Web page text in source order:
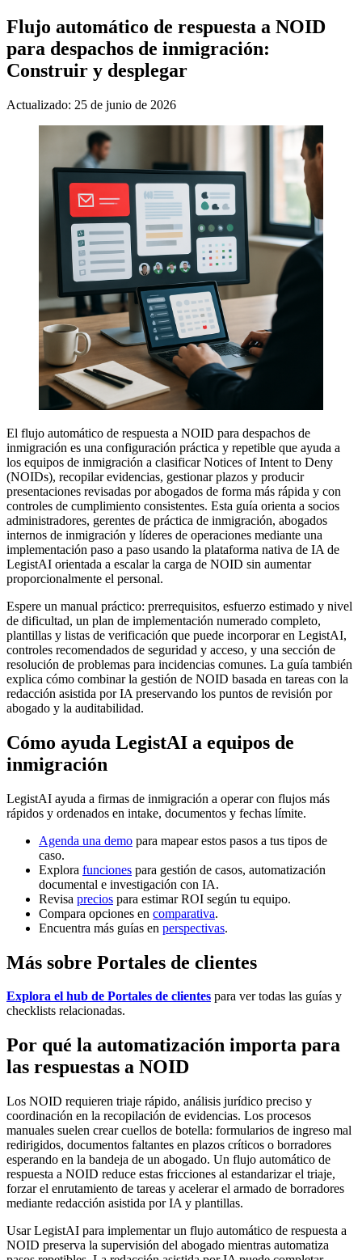
Flujo automático de respuesta a NOID
para despachos de inmigración:
Construir y desplegar
Actualizado: 25 de junio de 2026
El flujo automático de respuesta a NOID para despachos de
inmigración es una configuración práctica y repetible que ayuda a
los equipos de inmigración a clasificar Notices of Intent to Deny
(NOIDs), recopilar evidencias, gestionar plazos y producir
presentaciones revisadas por abogados de forma más rápida y con
controles de cumplimiento consistentes. Esta guía orienta a socios
administradores, gerentes de práctica de inmigración, abogados
internos de inmigración y líderes de operaciones mediante una
implementación paso a paso usando la plataforma nativa de IA de
LegistAI orientada a escalar la carga de NOID sin aumentar
proporcionalmente el personal.
Espere un manual práctico: prerrequisitos, esfuerzo estimado y nivel
de dificultad, un plan de implementación numerado completo,
plantillas y listas de verificación que puede incorporar en LegistAI,
controles recomendados de seguridad y acceso, y una sección de
resolución de problemas para incidencias comunes. La guía también
explica cómo combinar la gestión de NOID basada en tareas con la
redacción asistida por IA preservando los puntos de revisión por
abogado y la auditabilidad.
Cómo ayuda LegistAI a equipos de
inmigración
LegistAI ayuda a firmas de inmigración a operar con flujos más
rápidos y ordenados en intake, documentos y fechas límite.
Agenda una demo para mapear estos pasos a tus tipos de
caso.
Explora funciones para gestión de casos, automatización
documental e investigación con IA.
Revisa precios para estimar ROI según tu equipo.
Compara opciones en comparativa.
Encuentra más guías en perspectivas.
Más sobre Portales de clientes
Explora el hub de Portales de clientes para ver todas las guías y
checklists relacionadas.
Por qué la automatización importa para
las respuestas a NOID
Los NOID requieren triaje rápido, análisis jurídico preciso y
coordinación en la recopilación de evidencias. Los procesos
manuales suelen crear cuellos de botella: formularios de ingreso mal
redirigidos, documentos faltantes en plazos críticos o borradores
esperando en la bandeja de un abogado. Un flujo automático de
respuesta a NOID reduce estas fricciones al estandarizar el triaje,
forzar el enrutamiento de tareas y acelerar el armado de borradores
mediante redacción asistida por IA y plantillas.
Usar LegistAI para implementar un flujo automático de respuesta a
NOID preserva la supervisión del abogado mientras automatiza